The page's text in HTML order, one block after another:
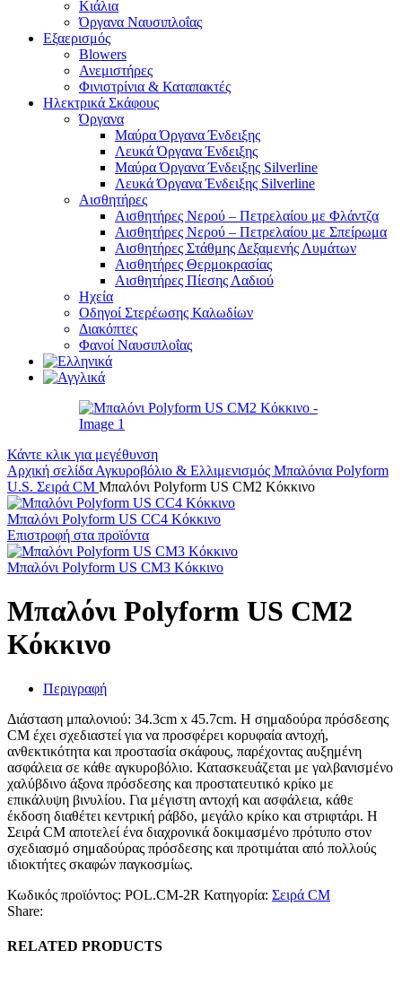
Κιάλια
Όργανα Ναυσιπλοΐας
Εξαερισμός
Blowers
Ανεμιστήρες
Φινιστρίνια & Καταπακτές
Ηλεκτρικά Σκάφους
Όργανα
Μαύρα Όργανα Ένδειξης
Λευκά Όργανα Ένδειξης
Μαύρα Όργανα Ένδειξης Silverline
Λευκά Όργανα Ένδειξης Silverline
Αισθητήρες
Αισθητήρες Νερού – Πετρελαίου με Φλάντζα
Αισθητήρες Νερού – Πετρελαίου με Σπείρωμα
Αισθητήρες Στάθμης Δεξαμενής Λυμάτων
Αισθητήρες Θερμοκρασίας
Αισθητήρες Πίεσης Λαδιού
Ηχεία
Οδηγοί Στερέωσης Καλωδίων
Διακόπτες
Φανοί Ναυσιπλοΐας
Κάντε κλικ για μεγέθυνση
Αρχική σελίδα Αγκυροβόλιο & Ελλιμενισμός Μπαλόνια Polyform
U.S. Σειρά CM Μπαλόνι Polyform US CM2 Κόκκινο
Μπαλόνι Polyform US CC4 Κόκκινο
Επιστροφή στα προϊόντα
Μπαλόνι Polyform US CM3 Κόκκινο
Μπαλόνι Polyform US CM2
Κόκκινο
Περιγραφή
Διάσταση μπαλονιού: 34.3cm x 45.7cm. Η σημαδούρα πρόσδεσης
CM έχει σχεδιαστεί για να προσφέρει κορυφαία αντοχή,
ανθεκτικότητα και προστασία σκάφους, παρέχοντας αυξημένη
ασφάλεια σε κάθε αγκυροβόλιο. Κατασκευάζεται με γαλβανισμένο
χαλύβδινο άξονα πρόσδεσης και προστατευτικό κρίκο με
επικάλυψη βινυλίου. Για μέγιστη αντοχή και ασφάλεια, κάθε
έκδοση διαθέτει κεντρική ράβδο, μεγάλο κρίκο και στριφτάρι. Η
Σειρά CM αποτελεί ένα διαχρονικά δοκιμασμένο πρότυπο στον
σχεδιασμό σημαδούρας πρόσδεσης και προτιμάται από πολλούς
ιδιοκτήτες σκαφών παγκοσμίως.
Κωδικός προϊόντος: POL.CM-2R Κατηγορία: Σειρά CM
Share:
RELATED PRODUCTS